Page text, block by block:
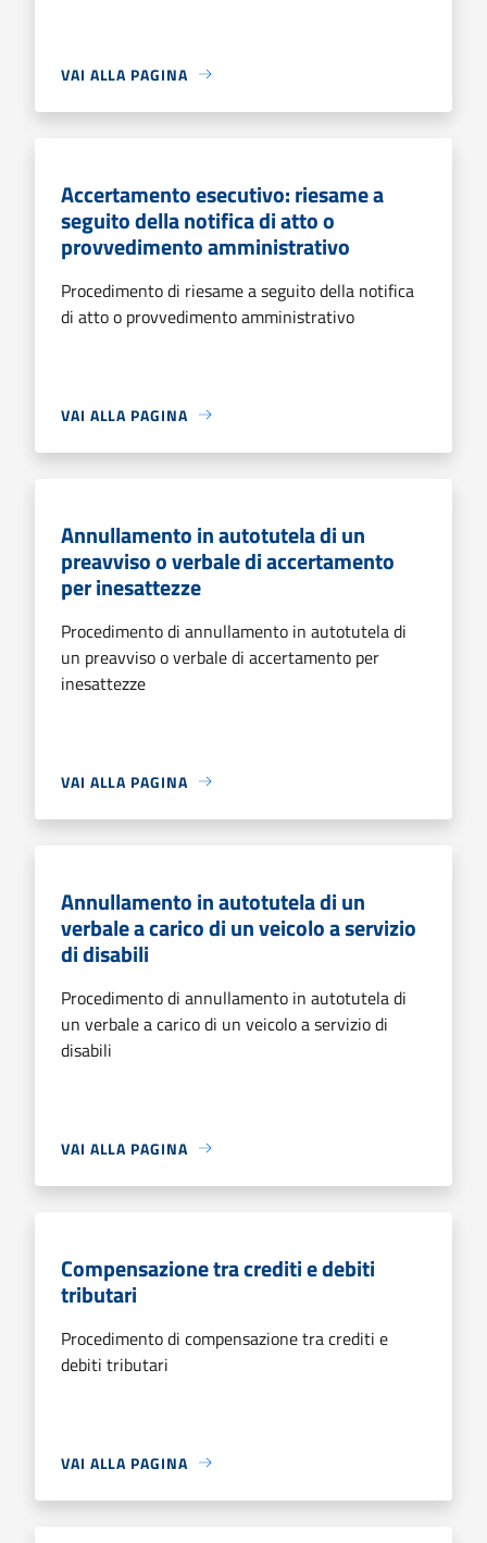
VAI ALLA PAGINA
Accertamento esecutivo: riesame a
seguito della notifica di atto o
provvedimento amministrativo
Procedimento di riesame a seguito della notifica
di atto o provvedimento amministrativo
VAI ALLA PAGINA
Annullamento in autotutela di un
preavviso o verbale di accertamento
per inesattezze
Procedimento di annullamento in autotutela di
un preavviso o verbale di accertamento per
inesattezze
VAI ALLA PAGINA
Annullamento in autotutela di un
verbale a carico di un veicolo a servizio
di disabili
Procedimento di annullamento in autotutela di
un verbale a carico di un veicolo a servizio di
disabili
VAI ALLA PAGINA
Compensazione tra crediti e debiti
tributari
Procedimento di compensazione tra crediti e
debiti tributari
VAI ALLA PAGINA